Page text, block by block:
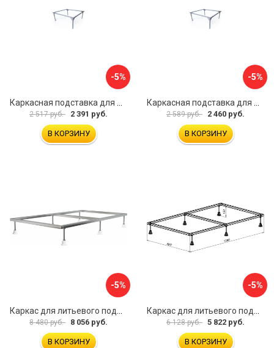
-5%
Каркасная подставка для душевого поддона ВИЗ ANTIKA КР-800
2 517 руб. 2 391 руб.
В КОРЗИНУ
-5%
Каркасная подставка для душевого поддона ВИЗ ANTIKA КР-900
2 589 руб. 2 460 руб.
В КОРЗИНУ
-5%
8 480 руб. 8 056 руб.
В КОРЗИНУ
-5%
6 128 руб. 5 822 руб.
В КОРЗИНУ